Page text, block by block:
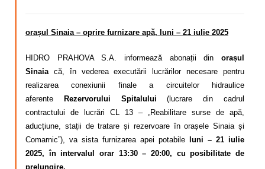
orașul Sinaia – oprire furnizare apă, luni – 21 iulie 2025
HIDRO PRAHOVA S.A. informează abonații din orașul
Sinaiacă, în vederea executării lucrărilor necesare pentru
realizarea conexiunii finale a circuitelor hidraulice
aferente
Rezervorului Spitalului(lucrare din cadrul
contractului de lucrări CL 13 – „Reabilitare surse de apă,
aducțiune, stații de tratare și rezervoare în orașele Sinaia și
Comarnic”), va sista furnizarea apei potabile
luni – 21 iulie
2025, în intervalul orar 13:30 – 20:00, cu posibilitate de
prelungire.